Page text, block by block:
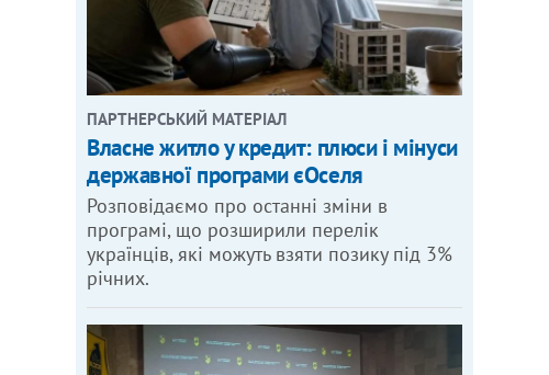
ПАРТНЕРСЬКИЙ МАТЕРІАЛ
Власне житло у кредит: плюси і мінуси
державної програми єОселя
Розповідаємо про останні зміни в
програмі, що розширили перелік
українців, які можуть взяти позику під 3%
річних.